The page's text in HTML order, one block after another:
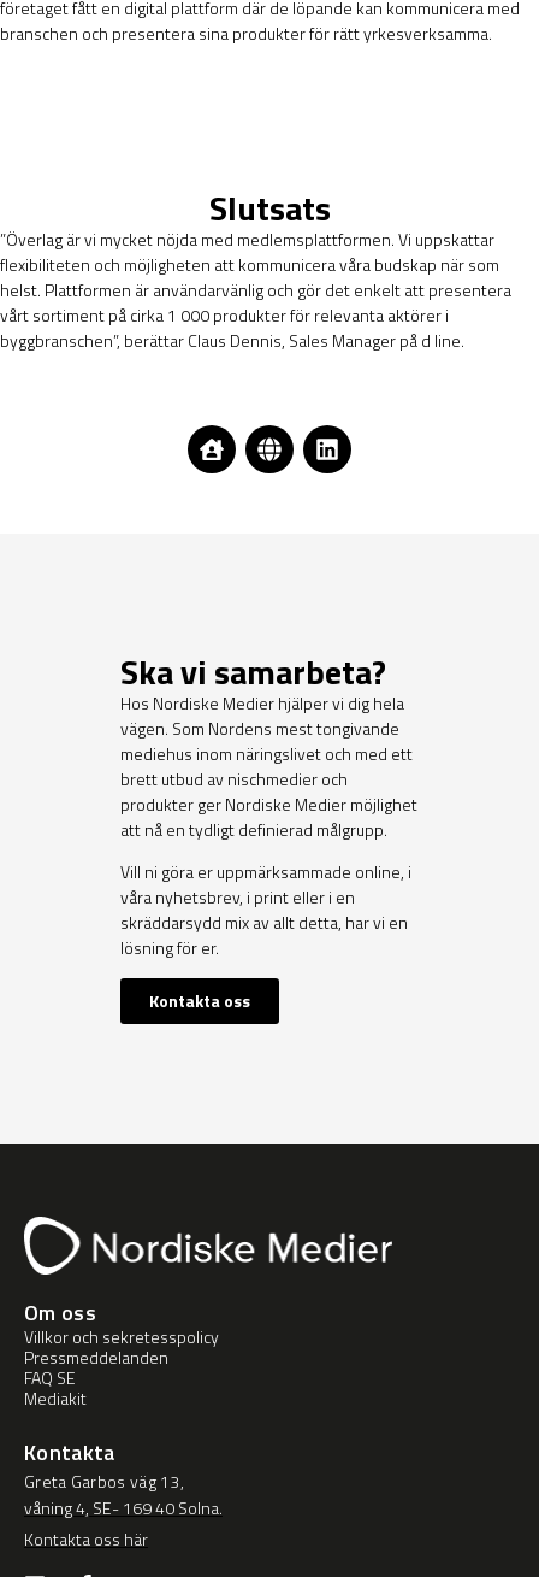
företaget fått en digital plattform där de löpande kan kommunicera med
branschen och presentera sina produkter för rätt yrkesverksamma.
Slutsats
”Överlag är vi mycket nöjda med medlemsplattformen. Vi uppskattar
flexibiliteten och möjligheten att kommunicera våra budskap när som
helst. Plattformen är användarvänlig och gör det enkelt att presentera
vårt sortiment på cirka 1 000 produkter för relevanta aktörer i
byggbranschen”, berättar Claus Dennis, Sales Manager på d line.
Ska vi samarbeta?
Hos Nordiske Medier hjälper vi dig hela
vägen. Som Nordens mest tongivande
mediehus inom näringslivet och med ett
brett utbud av nischmedier och
produkter ger Nordiske Medier möjlighet
att nå en tydligt definierad målgrupp.
Vill ni göra er uppmärksammade online, i
våra nyhetsbrev, i print eller i en
skräddarsydd mix av allt detta, har vi en
lösning för er.
Kontakta oss
Om oss
Villkor och sekretesspolicy
Pressmeddelanden
FAQ SE
Mediakit
Kontakta
Greta Garbos väg 13,
våning 4, SE- 169 40 Solna.
Kontakta oss här